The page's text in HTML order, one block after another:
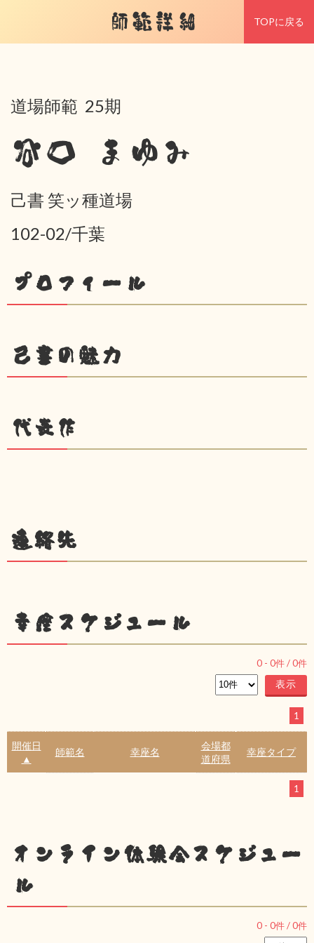
師範詳細 TOPに戻る
道場師範 25期
谷口 まゆみ
己書 笑ッ種道場
102-02/千葉
プロフィール
己書の魅力
代表作
連絡先
幸座スケジュール
0 - 0件 /0件
1
開催日
▲
師範名 幸座名
会場都
道府県
幸座タイプ
1
オンライン体験会スケジュー
ル
0 - 0件 /0件